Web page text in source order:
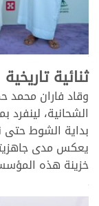
ثنائية تاريخية
وقاد فاران محمد
الشحانية،
بداية الشوط حتى
يعكس مدى
خزينة هذه